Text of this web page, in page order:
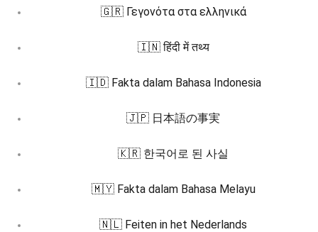
🇬🇷 Γεγονότα στα ελληνικά
🇮🇳 हिंदी में तथ्य
🇮🇩 Fakta dalam Bahasa Indonesia
🇯🇵 日本語の事実
🇰🇷 한국어로 된 사실
🇲🇾 Fakta dalam Bahasa Melayu
🇳🇱 Feiten in het Nederlands